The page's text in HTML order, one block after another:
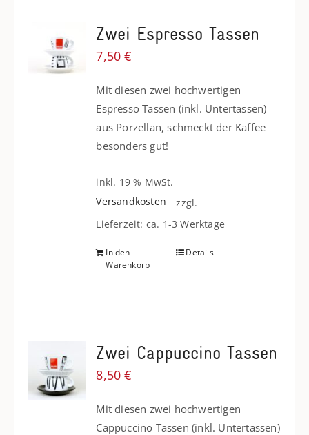
Zwei Espresso Tassen
7,50€
Mit diesen zwei hochwertigen
Espresso Tassen (inkl. Untertassen)
aus Porzellan, schmeckt der Kaffee
besonders gut!
inkl. 19 % MwSt.
zzgl.
Versandkosten
Lieferzeit: ca. 1-3 Werktage
In den
Warenkorb
Details
Zwei Cappuccino Tassen
8,50€
Mit diesen zwei hochwertigen
Cappuccino Tassen (inkl. Untertassen)